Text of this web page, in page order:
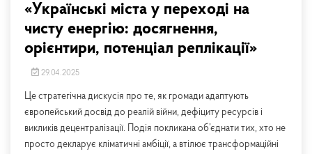
«Українські міста у переході на
чисту енергію: досягнення,
орієнтири, потенціал реплікації»
29.04.2025
Це стратегічна дискусія про те, як громади адаптують
європейський досвід до реалій війни, дефіциту ресурсів і
викликів децентралізації. Подія покликана об’єднати тих, хто не
просто декларує кліматичні амбіції, а втілює трансформаційні